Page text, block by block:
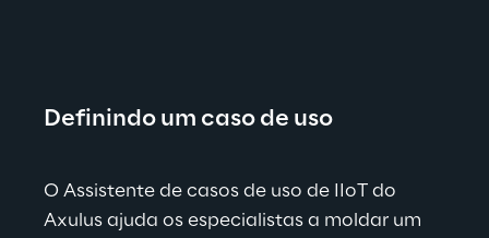
Definindo um caso de uso
O Assistente de casos de uso de IIoT do
Axulus ajuda os especialistas a moldar um